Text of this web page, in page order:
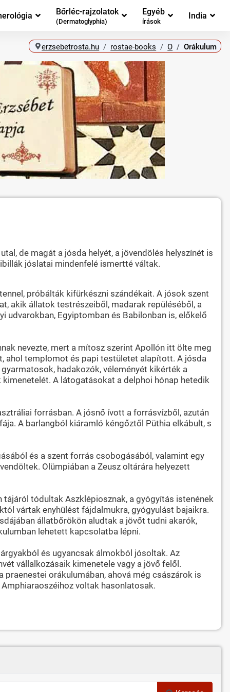
Bőrléc-rajzolatok
(Dermatoglyphia)
Egyéb
írások
India
erzsebetrosta.hu rostae-books O Orákulum
de magát a jósda helyét, a jövendölés helyszínét is
jóslatai mindenfelé ismertté váltak.
próbálták kifürkészni szándékait. A jósok szent
akik állatok testrészeiből, madarak repüléséből, a
Egyiptomban és Babilonban is, előkelő
nevezte, mert a mítosz szerint Apollón itt ölte meg
ahol templomot és papi testületet alapított. A jósda
hadakozók, véleményét kikérték a
A látogatásokat a delphoi hónap hetedik
forrásban. A jósnő ívott a forrásvízből, azután
A barlangból kiáramló kéngőztől Püthia elkábult, s
és a szent forrás csobogásából, valamint egy
Olümpiában a Zeusz oltárára helyezett
tódultak Aszklépiosznak, a gyógyítás istenének
vártak enyhülést fájdalmukra, gyógyulást bajaikra.
állatbőrökön aludtak a jövőt tudni akarók,
lehetett kapcsolatba lépni.
és ugyancsak álmokból jósoltak. Az
vállalkozásaik kimenetele vagy a jövő felől.
orákulumában, ahová még császárok is
voltak hasonlatosak.